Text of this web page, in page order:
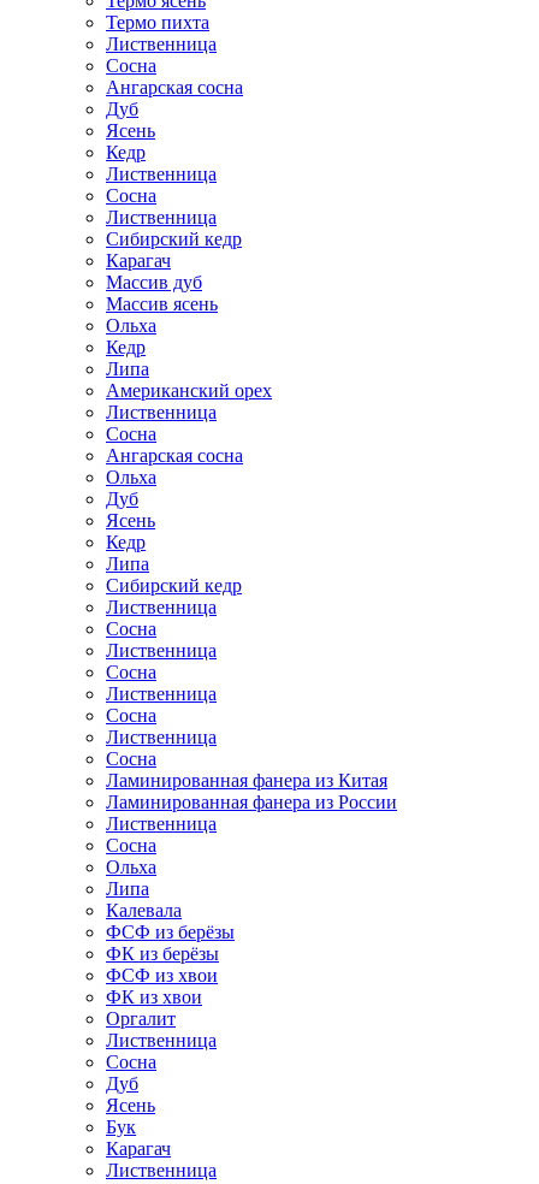
Термо пихта
Лиственница
Сосна
Ангарская сосна
Дуб
Ясень
Кедр
Лиственница
Сосна
Лиственница
Сибирский кедр
Карагач
Массив дуб
Массив ясень
Ольха
Кедр
Липа
Американский орех
Лиственница
Сосна
Ангарская сосна
Ольха
Дуб
Ясень
Кедр
Липа
Сибирский кедр
Лиственница
Сосна
Лиственница
Сосна
Лиственница
Сосна
Лиственница
Сосна
Ламинированная фанера из Китая
Ламинированная фанера из России
Лиственница
Сосна
Ольха
Липа
Калевала
ФСФ из берёзы
ФК из берёзы
ФСФ из хвои
ФК из хвои
Оргалит
Лиственница
Сосна
Дуб
Ясень
Бук
Карагач
Лиственница